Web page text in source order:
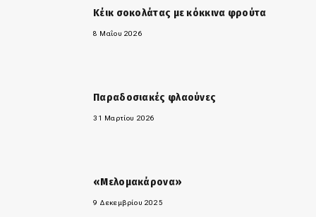
Κέικ σοκολάτας με κόκκινα φρούτα
8 Μαΐου 2026
Παραδοσιακές φλαούνες
31 Μαρτίου 2026
«Μελομακάρονα»
9 Δεκεμβρίου 2025